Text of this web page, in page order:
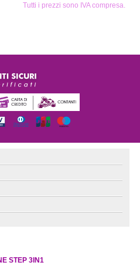
Tutti i prezzi sono IVA compresa.
STEP 3IN1